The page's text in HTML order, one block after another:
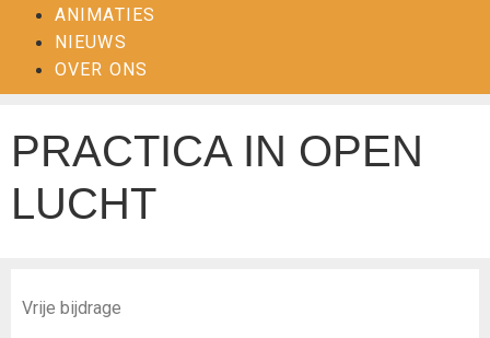
ANIMATIES
NIEUWS
OVER ONS
PRACTICA IN OPEN
LUCHT
Vrije bijdrage